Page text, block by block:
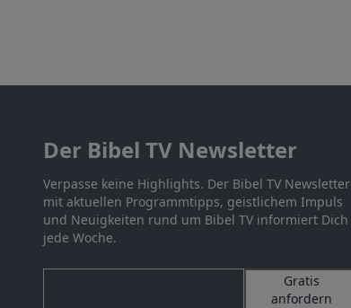
Der Bibel TV Newsletter
Verpasse keine Highlights. Der Bibel TV Newsletter
mit aktuellen Programmtipps, geistlichem Impuls
und Neuigkeiten rund um Bibel TV informiert Dich
jede Woche.
Gratis
anfordern